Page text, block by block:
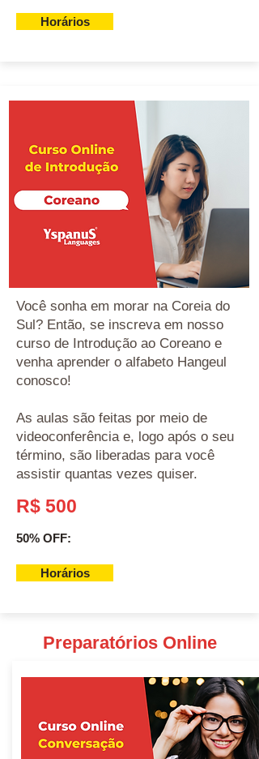
Horários
Você sonha em morar na Coreia do
Sul? Então, se inscreva em nosso
curso de Introdução ao Coreano e
venha aprender o alfabeto Hangeul
conosco!
As aulas são feitas por meio de
videoconferência e, logo após o seu
término, são liberadas para você
assistir quantas vezes quiser.
R$ 500
50% OFF:
Horários
Preparatórios Online